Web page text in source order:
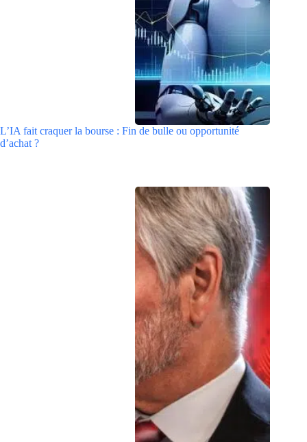
L’IA fait craquer la bourse : Fin de bulle ou opportunité
d’achat ?